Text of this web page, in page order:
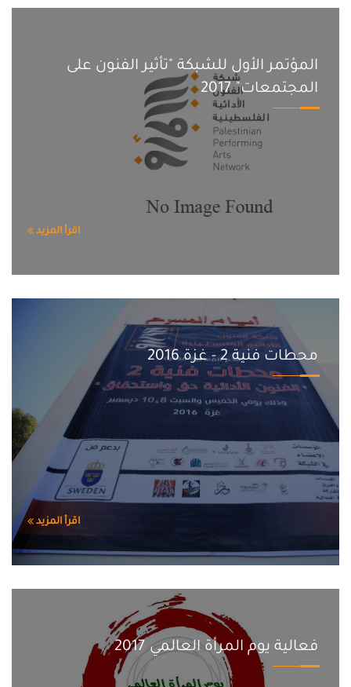
المؤتمر الأول للشبكة "تأثير الفنون على
المجتمعات" 2017
اقرأ المزيد
محطات فنية 2 - غزة 2016
اقرأ المزيد
فعالية يوم المرأة العالمي 2017